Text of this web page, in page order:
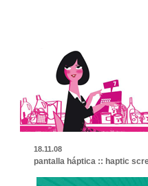
18.11.08
pantalla háptica :: haptic